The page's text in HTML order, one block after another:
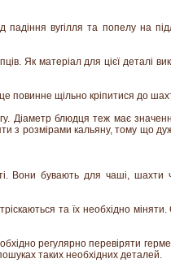
вугілля та попелу на
Як матеріал для цієї деталі
повинне щільно кріпитися до
Діаметр блюдця теж має
з розмірами кальяну, тому що
Вони бувають для чаші, шахти
та їх необхідно міняти.
регулярно перевіряти
таких необхідних деталей.